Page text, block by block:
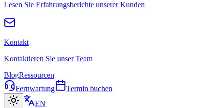
Lesen Sie Erfahrungsberichte unserer Kunden
Kontakt
Kontaktieren Sie unser Team
BlogRessourcen
Fernwartung
Termin buchen
EN